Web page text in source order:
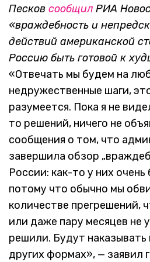
Песков сообщил РИА
«враждебность и
действий американской
Россию быть готовой к
«Отвечать мы будем на
недружественные шаги,
разумеется. Пока я не
то решений, ничего не
сообщения о том, что
завершила обзор
России: как-то у них
потому что обычно мы
количестве прегрешений,
или даже пару месяцев не
решили. Будут наказывать
других формах», — заявил